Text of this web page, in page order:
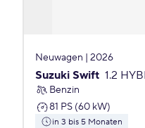
Neuwagen | 2026
Suzuki Swift 1.2
Benzin
81 PS (60 kW)
in 3 bis 5 Monaten